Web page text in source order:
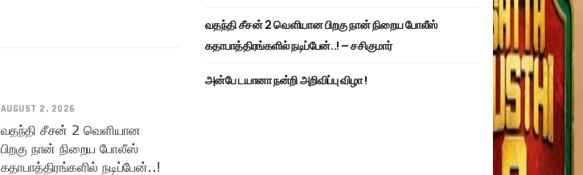
AUGUST 2, 2026
வதந்தி சீசன் 2 வெளியான
பிறகு நான் நிறைய போலீஸ்
கதாபாத்திரங்களில் நடிப்பேன்..!
வதந்தி சீசன் 2 வெளியான பிறகு நான் நிறைய போலீஸ்
கதாபாத்திரங்களில் நடிப்பேன்..! – சசிகுமார்
அன்பே டயானா நன்றி அறிவிப்பு விழா !